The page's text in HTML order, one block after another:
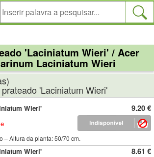
'Laciniatum Wieri' / Acer
Laciniatum Wieri
'Laciniatum Wieri'
9.20 €
Wieri'
– Altura da planta: 50/70 cm.
8.61 €
Wieri'
de Cookies